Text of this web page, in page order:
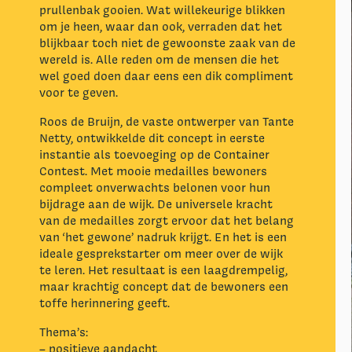
prullenbak gooien. Wat willekeurige blikken
om je heen, waar dan ook, verraden dat het
blijkbaar toch niet de gewoonste zaak van de
wereld is. Alle reden om de mensen die het
wel goed doen daar eens een dik compliment
voor te geven.
Roos de Bruijn, de vaste ontwerper van Tante
Netty, ontwikkelde dit concept in eerste
instantie als toevoeging op de Container
Contest. Met mooie medailles bewoners
compleet onverwachts belonen voor hun
bijdrage aan de wijk. De universele kracht
van de medailles zorgt ervoor dat het belang
van ‘het gewone’ nadruk krijgt. En het is een
ideale gesprekstarter om meer over de wijk
te leren. Het resultaat is een laagdrempelig,
maar krachtig concept dat de bewoners een
toffe herinnering geeft.
Thema’s:
– positieve aandacht